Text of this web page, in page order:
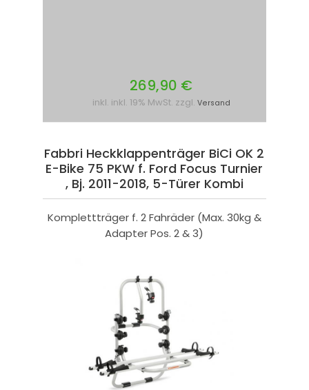
269,90 €
inkl. inkl. 19% MwSt. zzgl. Versand
Fabbri Heckklappenträger BiCi OK 2
E-Bike 75 PKW f. Ford Focus Turnier
, Bj. 2011-2018, 5-Türer Kombi
Komplettträger f. 2 Fahräder (Max. 30kg &
Adapter Pos. 2 & 3)